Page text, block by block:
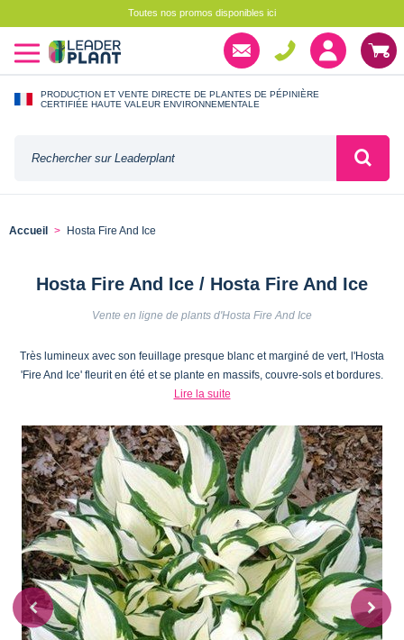
Toutes nos promos disponibles ici
PRODUCTION ET VENTE DIRECTE DE PLANTES DE PÉPINIÈRE
CERTIFIÉE HAUTE VALEUR ENVIRONNEMENTALE
Accueil Hosta Fire And Ice
Hosta Fire And Ice / Hosta Fire And Ice
Vente en ligne de plants d'Hosta Fire And Ice
Très lumineux avec son feuillage presque blanc et marginé de vert, l'Hosta
'Fire And Ice' fleurit en été et se plante en massifs, couvre-sols et bordures.
Lire la suite